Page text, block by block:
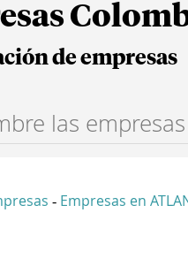
de empresas
- Empresas en